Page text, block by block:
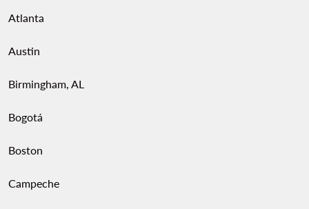
Atlanta
Austin
Birmingham, AL
Bogotá
Boston
Campeche